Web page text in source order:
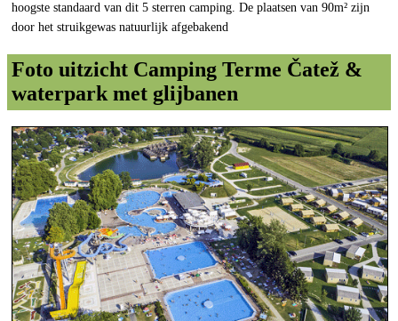
hoogste standaard van dit 5 sterren camping. De plaatsen van 90m² zijn
door het struikgewas natuurlijk afgebakend
Foto uitzicht Camping Terme Čatež &
waterpark met glijbanen